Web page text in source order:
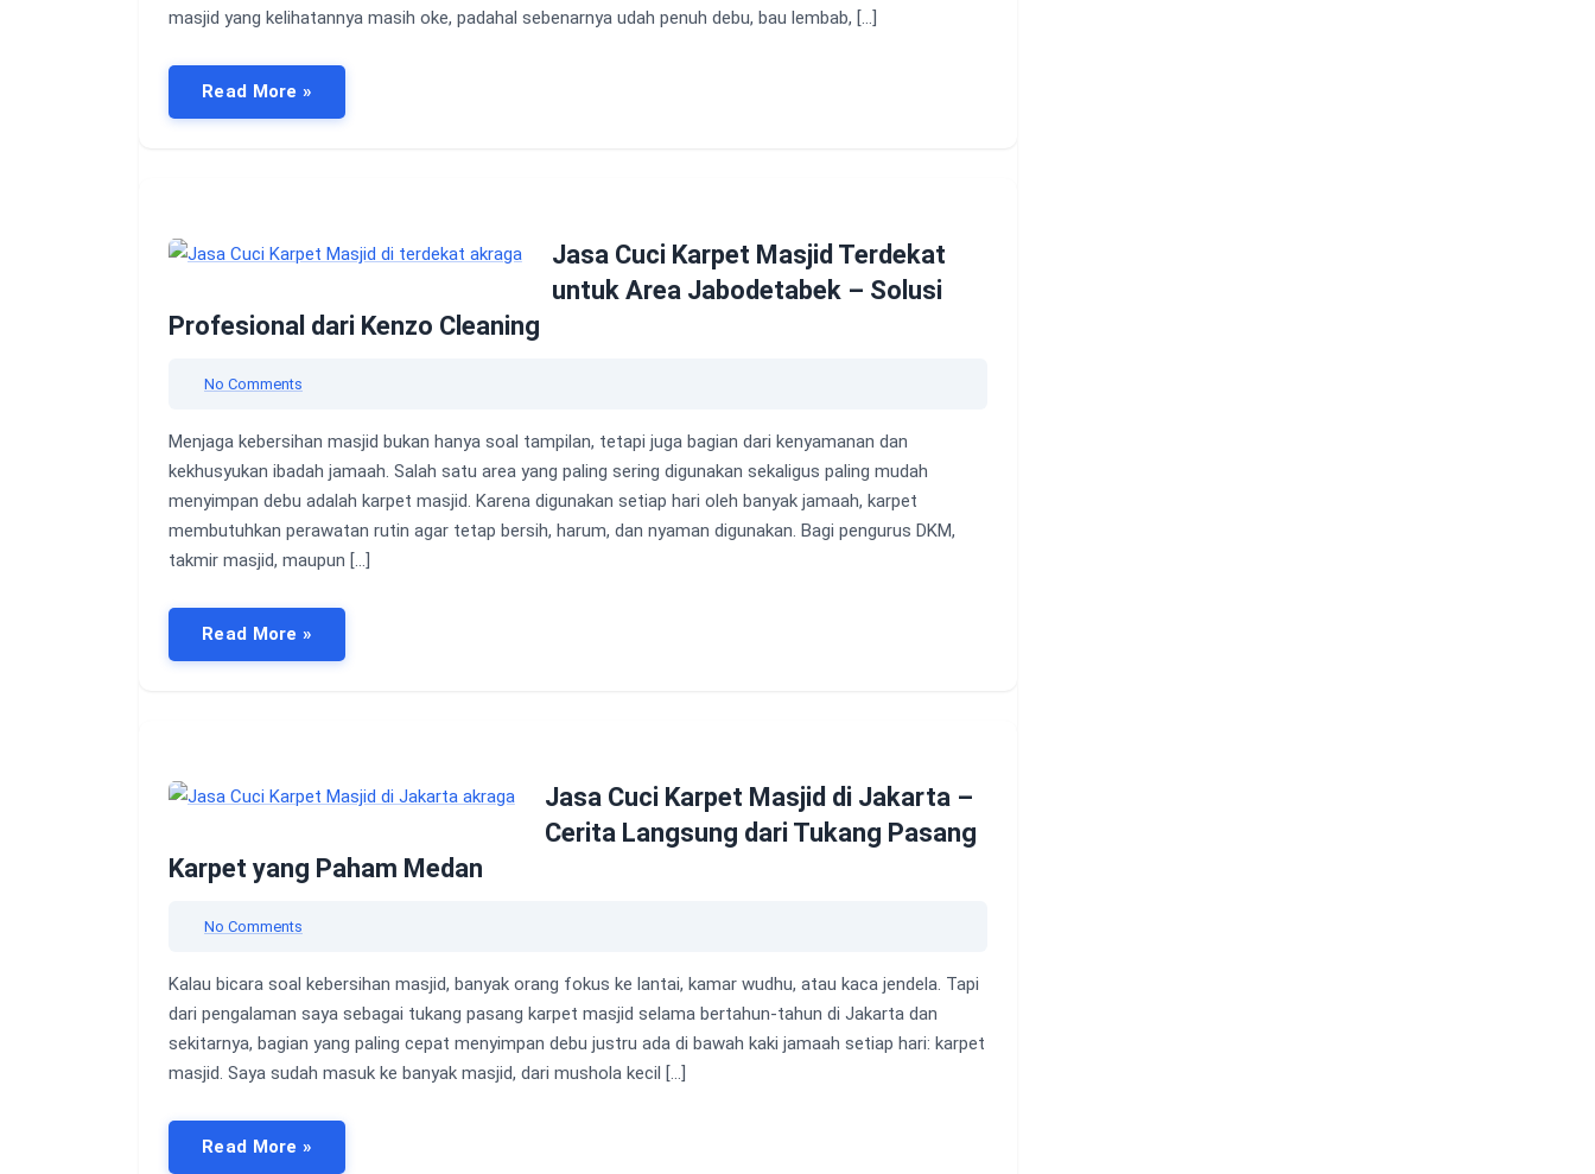
masjid yang kelihatannya masih oke, padahal sebenarnya udah penuh debu, bau lembab, […]
Read More »
Jasa Cuci Karpet Masjid Terdekat
untuk Area Jabodetabek – Solusi
Profesional dari Kenzo Cleaning
No Comments
Menjaga kebersihan masjid bukan hanya soal tampilan, tetapi juga bagian dari kenyamanan dan
kekhusyukan ibadah jamaah. Salah satu area yang paling sering digunakan sekaligus paling mudah
menyimpan debu adalah karpet masjid. Karena digunakan setiap hari oleh banyak jamaah, karpet
membutuhkan perawatan rutin agar tetap bersih, harum, dan nyaman digunakan. Bagi pengurus DKM,
takmir masjid, maupun […]
Read More »
Jasa Cuci Karpet Masjid di Jakarta –
Cerita Langsung dari Tukang Pasang
Karpet yang Paham Medan
No Comments
Kalau bicara soal kebersihan masjid, banyak orang fokus ke lantai, kamar wudhu, atau kaca jendela. Tapi
dari pengalaman saya sebagai tukang pasang karpet masjid selama bertahun-tahun di Jakarta dan
sekitarnya, bagian yang paling cepat menyimpan debu justru ada di bawah kaki jamaah setiap hari: karpet
masjid. Saya sudah masuk ke banyak masjid, dari mushola kecil […]
Read More »